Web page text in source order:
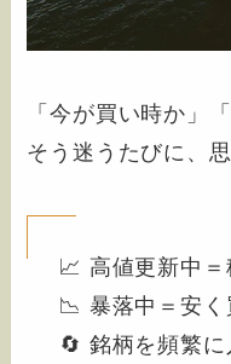
「今が買い時か」
そう迷うたびに、
📈 高値更新中
📉 暴落中＝安
🔄 銘柄を頻繁